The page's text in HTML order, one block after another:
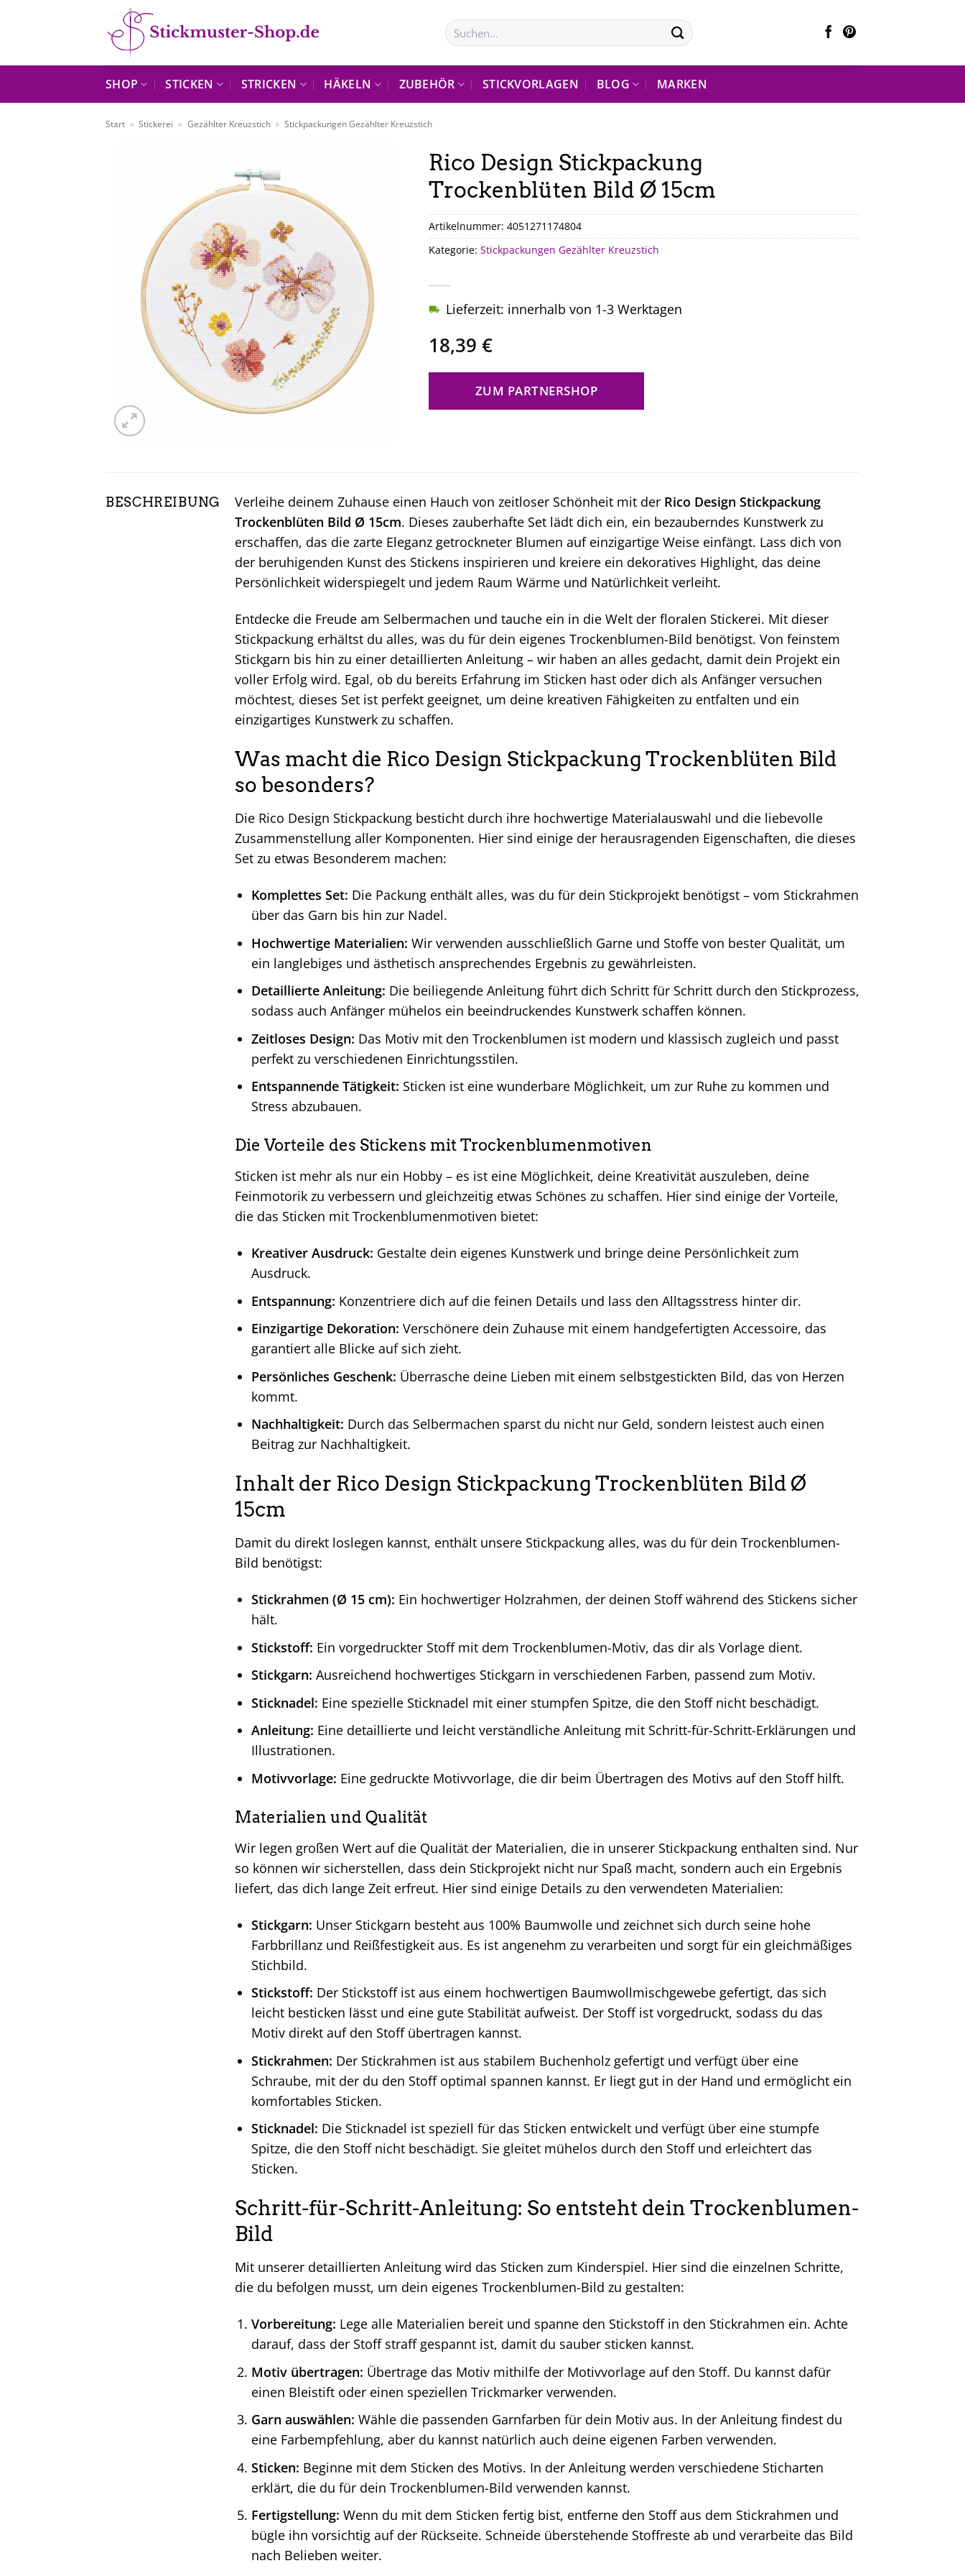
Suchen
nach:
SHOP STICKEN STRICKEN HÄKELN ZUBEHÖR STICKVORLAGEN BLOG MARKEN
Start » Stickerei » Gezählter Kreuzstich » Stickpackungen Gezählter Kreuzstich
Rico Design Stickpackung
Trockenblüten Bild Ø 15cm
18,39 €
Lieferzeit: innerhalb von 1-3 Werktagen
ZUM PARTNERSHOP
Artikelnummer: 4051271174804
Kategorie: Stickpackungen Gezählter Kreuzstich
BESCHREIBUNG Verleihe deinem Zuhause einen Hauch von zeitloser Schönheit mit der Rico Design Stickpackung
Trockenblüten Bild Ø 15cm. Dieses zauberhafte Set lädt dich ein, ein bezauberndes Kunstwerk zu
erschaffen, das die zarte Eleganz getrockneter Blumen auf einzigartige Weise einfängt. Lass dich von
der beruhigenden Kunst des Stickens inspirieren und kreiere ein dekoratives Highlight, das deine
Persönlichkeit widerspiegelt und jedem Raum Wärme und Natürlichkeit verleiht.
Entdecke die Freude am Selbermachen und tauche ein in die Welt der floralen Stickerei. Mit dieser
Stickpackung erhältst du alles, was du für dein eigenes Trockenblumen-Bild benötigst. Von feinstem
Stickgarn bis hin zu einer detaillierten Anleitung – wir haben an alles gedacht, damit dein Projekt ein
voller Erfolg wird. Egal, ob du bereits Erfahrung im Sticken hast oder dich als Anfänger versuchen
möchtest, dieses Set ist perfekt geeignet, um deine kreativen Fähigkeiten zu entfalten und ein
einzigartiges Kunstwerk zu schaffen.
Was macht die Rico Design Stickpackung Trockenblüten Bild
so besonders?
Die Rico Design Stickpackung besticht durch ihre hochwertige Materialauswahl und die liebevolle
Zusammenstellung aller Komponenten. Hier sind einige der herausragenden Eigenschaften, die dieses
Set zu etwas Besonderem machen:
Komplettes Set: Die Packung enthält alles, was du für dein Stickprojekt benötigst – vom Stickrahmen
über das Garn bis hin zur Nadel.
Hochwertige Materialien: Wir verwenden ausschließlich Garne und Stoffe von bester Qualität, um
ein langlebiges und ästhetisch ansprechendes Ergebnis zu gewährleisten.
Detaillierte Anleitung: Die beiliegende Anleitung führt dich Schritt für Schritt durch den Stickprozess,
sodass auch Anfänger mühelos ein beeindruckendes Kunstwerk schaffen können.
Zeitloses Design: Das Motiv mit den Trockenblumen ist modern und klassisch zugleich und passt
perfekt zu verschiedenen Einrichtungsstilen.
Entspannende Tätigkeit: Sticken ist eine wunderbare Möglichkeit, um zur Ruhe zu kommen und
Stress abzubauen.
Die Vorteile des Stickens mit Trockenblumenmotiven
Sticken ist mehr als nur ein Hobby – es ist eine Möglichkeit, deine Kreativität auszuleben, deine
Feinmotorik zu verbessern und gleichzeitig etwas Schönes zu schaffen. Hier sind einige der Vorteile,
die das Sticken mit Trockenblumenmotiven bietet:
Kreativer Ausdruck: Gestalte dein eigenes Kunstwerk und bringe deine Persönlichkeit zum
Ausdruck.
Entspannung: Konzentriere dich auf die feinen Details und lass den Alltagsstress hinter dir.
Einzigartige Dekoration: Verschönere dein Zuhause mit einem handgefertigten Accessoire, das
garantiert alle Blicke auf sich zieht.
Persönliches Geschenk: Überrasche deine Lieben mit einem selbstgestickten Bild, das von Herzen
kommt.
Nachhaltigkeit: Durch das Selbermachen sparst du nicht nur Geld, sondern leistest auch einen
Beitrag zur Nachhaltigkeit.
Inhalt der Rico Design Stickpackung Trockenblüten Bild Ø
15cm
Damit du direkt loslegen kannst, enthält unsere Stickpackung alles, was du für dein Trockenblumen-
Bild benötigst:
Stickrahmen (Ø 15 cm): Ein hochwertiger Holzrahmen, der deinen Stoff während des Stickens sicher
hält.
Stickstoff: Ein vorgedruckter Stoff mit dem Trockenblumen-Motiv, das dir als Vorlage dient.
Stickgarn: Ausreichend hochwertiges Stickgarn in verschiedenen Farben, passend zum Motiv.
Sticknadel: Eine spezielle Sticknadel mit einer stumpfen Spitze, die den Stoff nicht beschädigt.
Anleitung: Eine detaillierte und leicht verständliche Anleitung mit Schritt-für-Schritt-Erklärungen und
Illustrationen.
Motivvorlage: Eine gedruckte Motivvorlage, die dir beim Übertragen des Motivs auf den Stoff hilft.
Materialien und Qualität
Wir legen großen Wert auf die Qualität der Materialien, die in unserer Stickpackung enthalten sind. Nur
so können wir sicherstellen, dass dein Stickprojekt nicht nur Spaß macht, sondern auch ein Ergebnis
liefert, das dich lange Zeit erfreut. Hier sind einige Details zu den verwendeten Materialien:
Stickgarn: Unser Stickgarn besteht aus 100% Baumwolle und zeichnet sich durch seine hohe
Farbbrillanz und Reißfestigkeit aus. Es ist angenehm zu verarbeiten und sorgt für ein gleichmäßiges
Stichbild.
Stickstoff: Der Stickstoff ist aus einem hochwertigen Baumwollmischgewebe gefertigt, das sich
leicht besticken lässt und eine gute Stabilität aufweist. Der Stoff ist vorgedruckt, sodass du das
Motiv direkt auf den Stoff übertragen kannst.
Stickrahmen: Der Stickrahmen ist aus stabilem Buchenholz gefertigt und verfügt über eine
Schraube, mit der du den Stoff optimal spannen kannst. Er liegt gut in der Hand und ermöglicht ein
komfortables Sticken.
Sticknadel: Die Sticknadel ist speziell für das Sticken entwickelt und verfügt über eine stumpfe
Spitze, die den Stoff nicht beschädigt. Sie gleitet mühelos durch den Stoff und erleichtert das
Sticken.
Schritt-für-Schritt-Anleitung: So entsteht dein Trockenblumen-
Bild
Mit unserer detaillierten Anleitung wird das Sticken zum Kinderspiel. Hier sind die einzelnen Schritte,
die du befolgen musst, um dein eigenes Trockenblumen-Bild zu gestalten:
Vorbereitung: Lege alle Materialien bereit und spanne den Stickstoff in den Stickrahmen ein. Achte
darauf, dass der Stoff straff gespannt ist, damit du sauber sticken kannst.
Motiv übertragen: Übertrage das Motiv mithilfe der Motivvorlage auf den Stoff. Du kannst dafür
einen Bleistift oder einen speziellen Trickmarker verwenden.
Garn auswählen: Wähle die passenden Garnfarben für dein Motiv aus. In der Anleitung findest du
eine Farbempfehlung, aber du kannst natürlich auch deine eigenen Farben verwenden.
Sticken: Beginne mit dem Sticken des Motivs. In der Anleitung werden verschiedene Sticharten
erklärt, die du für dein Trockenblumen-Bild verwenden kannst.
Fertigstellung: Wenn du mit dem Sticken fertig bist, entferne den Stoff aus dem Stickrahmen und
bügle ihn vorsichtig auf der Rückseite. Schneide überstehende Stoffreste ab und verarbeite das Bild
nach Belieben weiter.